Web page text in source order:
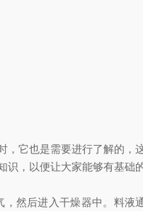
它也是需要进行了解的，
，以便让大家能够有基础
然后进入干燥器中。料